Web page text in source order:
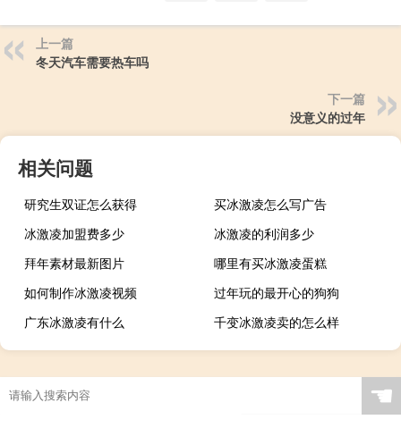
上一篇
冬天汽车需要热车吗
下一篇
没意义的过年
相关问题
研究生双证怎么获得
买冰激凌怎么写广告
冰激凌加盟费多少
冰激凌的利润多少
拜年素材最新图片
哪里有买冰激凌蛋糕
如何制作冰激凌视频
过年玩的最开心的狗狗
广东冰激凌有什么
千变冰激凌卖的怎么样
☚